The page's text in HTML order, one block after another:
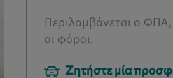
Περιλαμβάνεται ο
οι φόροι.
Ζητήστε μία